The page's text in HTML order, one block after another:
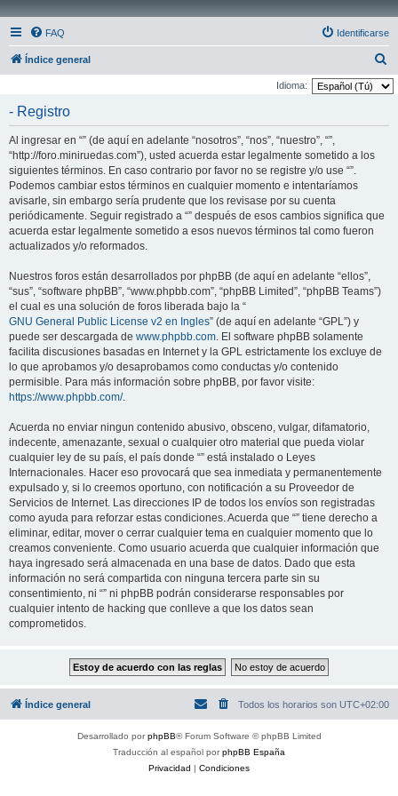
FAQ Identificarse
Índice general
u
Idioma:
- Registro
Al ingresar en “” (de aquí en adelante “nosotros”, “nos”, “nuestro”, “”,
“http://foro.miniruedas.com”), usted acuerda estar legalmente sometido a los
siguientes términos. En caso contrario por favor no se registre y/o use “”.
Podemos cambiar estos términos en cualquier momento e intentaríamos
avisarle, sin embargo sería prudente que los revisase por su cuenta
periódicamente. Seguir registrado a “” después de esos cambios significa que
acuerda estar legalmente sometido a esos nuevos términos tal como fueron
actualizados y/o reformados.
Nuestros foros están desarrollados por phpBB (de aquí en adelante “ellos”,
“sus”, “software phpBB”, “www.phpbb.com”, “phpBB Limited”, “phpBB Teams”)
el cual es una solución de foros liberada bajo la “
GNU General Public License v2 en Ingles” (de aquí en adelante “GPL”) y
puede ser descargada de www.phpbb.com. El software phpBB solamente
facilita discusiones basadas en Internet y la GPL estrictamente los excluye de
lo que aprobamos y/o desaprobamos como conductas y/o contenido
permisible. Para más información sobre phpBB, por favor visite:
https://www.phpbb.com/.
Acuerda no enviar ningun contenido abusivo, obsceno, vulgar, difamatorio,
indecente, amenazante, sexual o cualquier otro material que pueda violar
cualquier ley de su país, el país donde “” está instalado o Leyes
Internacionales. Hacer eso provocará que sea inmediata y permanentemente
expulsado y, si lo creemos oportuno, con notificación a su Proveedor de
Servicios de Internet. Las direcciones IP de todos los envíos son registradas
como ayuda para reforzar estas condiciones. Acuerda que “” tiene derecho a
eliminar, editar, mover o cerrar cualquier tema en cualquier momento que lo
creamos conveniente. Como usuario acuerda que cualquier información que
haya ingresado será almacenada en una base de datos. Dado que esta
información no será compartida con ninguna tercera parte sin su
consentimiento, ni “” ni phpBB podrán considerarse responsables por
cualquier intento de hacking que conlleve a que los datos sean
comprometidos.
Índice general Todos los horarios son UTC+02:00
Desarrollado porphpBB® Forum Software © phpBB Limited
Traducción al español porphpBB España
Privacidad | Condiciones